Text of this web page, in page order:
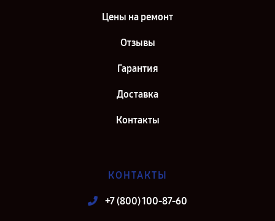
Цены на ремонт
Отзывы
Гарантия
Доставка
Контакты
КОНТАКТЫ
+7 (800) 100-87-60